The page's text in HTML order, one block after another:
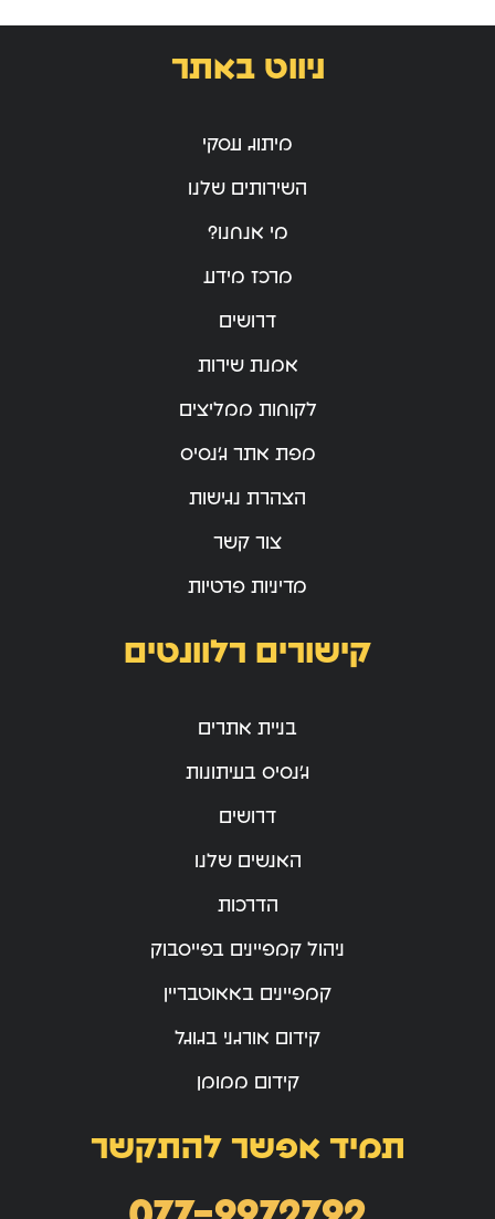
ניווט באתר
מיתוג עסקי
השירותים שלנו
מי אנחנו?
מרכז מידע
דרושים
אמנת שירות
לקוחות ממליצים
מפת אתר ג’נסיס
הצהרת נגישות
צור קשר
מדיניות פרטיות
קישורים רלוונטים
בניית אתרים
ג’נסיס בעיתונות
דרושים
האנשים שלנו
הדרכות
ניהול קמפיינים בפייסבוק
קמפיינים באאוטבריין
קידום אורגני בגוגל
קידום ממומן
תמיד אפשר להתקשר